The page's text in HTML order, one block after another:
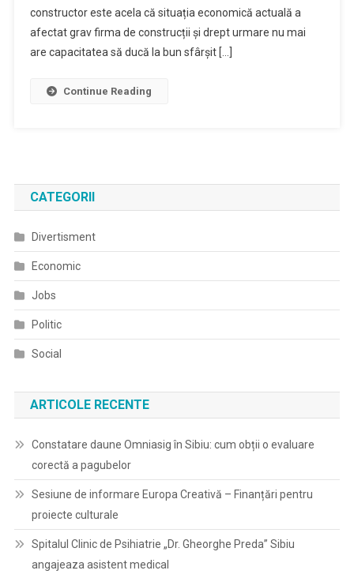
constructor este acela că situația economică actuală a
afectat grav firma de construcții și drept urmare nu mai
are capacitatea să ducă la bun sfârșit […]
Continue Reading
CATEGORII
Divertisment
Economic
Jobs
Politic
Social
ARTICOLE RECENTE
Constatare daune Omniasig în Sibiu: cum obții o evaluare
corectă a pagubelor
Sesiune de informare Europa Creativă – Finanțări pentru
proiecte culturale
Spitalul Clinic de Psihiatrie „Dr. Gheorghe Preda” Sibiu
angajeaza asistent medical